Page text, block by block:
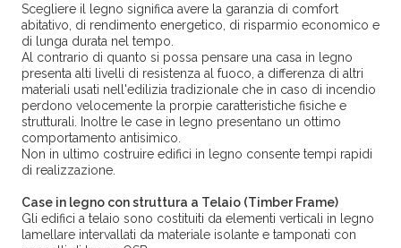
Scegliere il legno significa avere la garanzia di comfort
abitativo, di rendimento energetico, di risparmio economico e
di lunga durata nel tempo.
Al contrario di quanto si possa pensare una casa in legno
presenta alti livelli di resistenza al fuoco, a differenza di altri
materiali usati nell'edilizia tradizionale che in caso di incendio
perdono velocemente la prorpie caratteristiche fisiche e
strutturali. Inoltre le case in legno presentano un ottimo
comportamento antisimico.
Non in ultimo costruire edifici in legno consente tempi rapidi
di realizzazione.
Case in legno con struttura a Telaio (Timber Frame)
Gli edifici a telaio sono costituiti da elementi verticali in legno
lamellare intervallati da materiale isolante e tamponati con